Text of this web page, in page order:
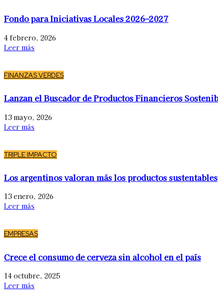
Fondo para Iniciativas Locales 2026–2027
4 febrero, 2026
Leer más
FINANZAS VERDES
Lanzan el Buscador de Productos Financieros
13 mayo, 2026
Leer más
TRIPLE IMPACTO
Los argentinos valoran más los productos sustentables
13 enero, 2026
Leer más
EMPRESAS
Crece el consumo de cerveza sin alcohol en el país
14 octubre, 2025
Leer más